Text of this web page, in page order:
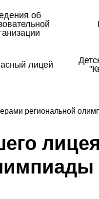
об
лицей
региональной